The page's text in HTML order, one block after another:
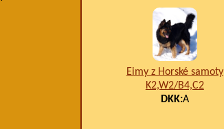
Eimy z Horské samoty
K2,W2/B4,C2
DKK:A